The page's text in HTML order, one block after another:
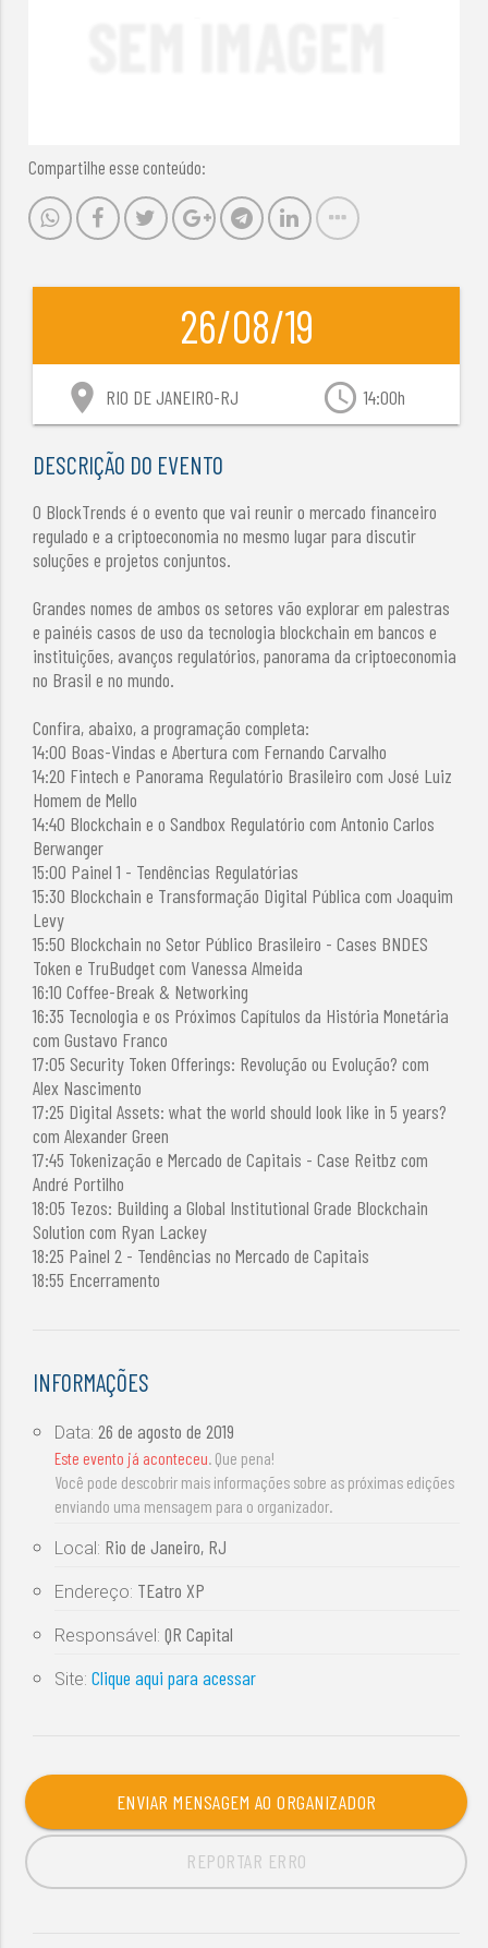
Compartilhe esse conteúdo:
26/08/19
access_time 14:00h
location_on RIO DE JANEIRO-RJ
DESCRIÇÃO DO EVENTO
O BlockTrends é o evento que vai reunir o mercado financeiro
regulado e a criptoeconomia no mesmo lugar para discutir
soluções e projetos conjuntos.
Grandes nomes de ambos os setores vão explorar em palestras
e painéis casos de uso da tecnologia blockchain em bancos e
instituições, avanços regulatórios, panorama da criptoeconomia
no Brasil e no mundo.
Confira, abaixo, a programação completa:
14:00 Boas-Vindas e Abertura com Fernando Carvalho
14:20 Fintech e Panorama Regulatório Brasileiro com José Luiz
Homem de Mello
14:40 Blockchain e o Sandbox Regulatório com Antonio Carlos
Berwanger
15:00 Painel 1 - Tendências Regulatórias
15:30 Blockchain e Transformação Digital Pública com Joaquim
Levy
15:50 Blockchain no Setor Público Brasileiro - Cases BNDES
Token e TruBudget com Vanessa Almeida
16:10 Coffee-Break & Networking
16:35 Tecnologia e os Próximos Capítulos da História Monetária
com Gustavo Franco
17:05 Security Token Offerings: Revolução ou Evolução? com
Alex Nascimento
17:25 Digital Assets: what the world should look like in 5 years?
com Alexander Green
17:45 Tokenização e Mercado de Capitais - Case Reitbz com
André Portilho
18:05 Tezos: Building a Global Institutional Grade Blockchain
Solution com Ryan Lackey
18:25 Painel 2 - Tendências no Mercado de Capitais
18:55 Encerramento
INFORMAÇÕES
Data:26 de agosto de 2019
Este evento já aconteceu. Que pena!
Você pode descobrir mais informações sobre as próximas edições
enviando uma mensagem para o organizador.
Local: Rio de Janeiro, RJ
Endereço: TEatro XP
Responsável:QR Capital
Site:Clique aqui para acessar
ENVIAR MENSAGEM AO ORGANIZADOR
REPORTAR ERRO